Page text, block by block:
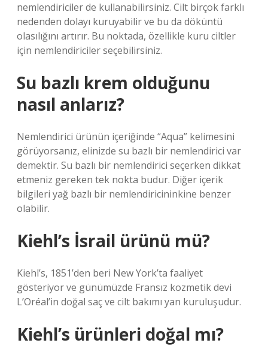
nemlendiriciler de kullanabilirsiniz. Cilt birçok farklı
nedenden dolayı kuruyabilir ve bu da döküntü
olasılığını artırır. Bu noktada, özellikle kuru ciltler
için nemlendiriciler seçebilirsiniz.
Su bazlı krem olduğunu
nasıl anlarız?
Nemlendirici ürünün içeriğinde “Aqua” kelimesini
görüyorsanız, elinizde su bazlı bir nemlendirici var
demektir. Su bazlı bir nemlendirici seçerken dikkat
etmeniz gereken tek nokta budur. Diğer içerik
bilgileri yağ bazlı bir nemlendiricininkine benzer
olabilir.
Kiehl’s İsrail ürünü mü?
Kiehl’s, 1851’den beri New York’ta faaliyet
gösteriyor ve günümüzde Fransız kozmetik devi
L’Oréal’in doğal saç ve cilt bakımı yan kuruluşudur.
Kiehl’s ürünleri doğal mı?